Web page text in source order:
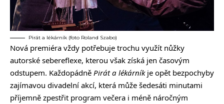
Pirát a lékárník (foto Roland Szabo)
Nová premiéra vždy potřebuje trochu využít nůžky
autorské sebereflexe, kterou však získá jen časovým
odstupem. Každopádně Pirát a lékárníkje opět bezpochyby
zajímavou divadelní akcí, která může šedesáti minutami
příjemně zpestřit program večera i méně náročným